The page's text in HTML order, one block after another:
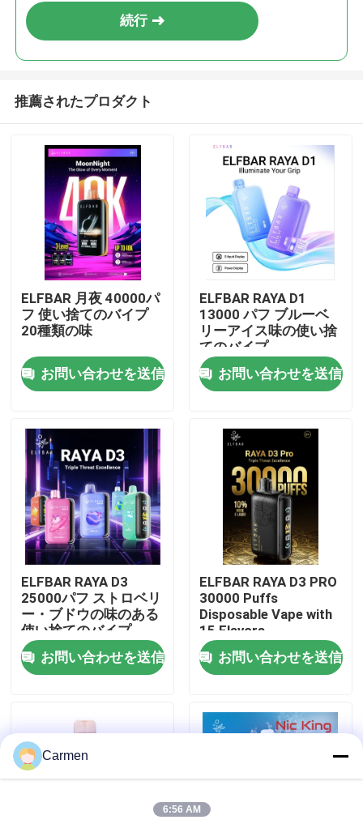
ホーム
ビデオ
企業情報
会社案内
品質管理
お問い合わせ
ボゾル・ワップ
続行
推薦されたプロダクト
ELFBAR 月夜 40000パ
フ 使い捨てのバイプ
20種類の味
お問い合わせを送信
ELFBAR RAYA D1
13000 パフ ブルーベ
リーアイス味の使い捨
てのバイプ
お問い合わせを送信
ELFBAR RAYA D3
25000パフ ストロベリ
ー・ブドウの味のある
使い捨てのバイプ
お問い合わせを送信
ELFBAR RAYA D3 PRO
30000 Puffs
Disposable Vape with
15 Flavors
お問い合わせを送信
Carmen
6:56 AM